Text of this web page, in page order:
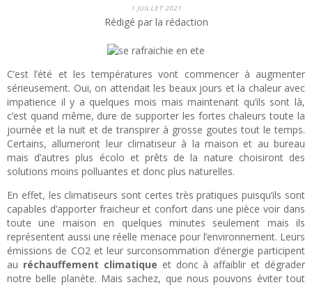
1 JUILLET 2021
Rédigé par la rédaction
C’est l’été et les températures vont commencer à augmenter
sérieusement. Oui, on attendait les beaux jours et la chaleur avec
impatience il y a quelques mois mais maintenant qu’ils sont là,
c’est quand même, dure de supporter les fortes chaleurs toute la
journée et la nuit et de transpirer à grosse goutes tout le temps.
Certains, allumeront leur climatiseur à la maison et au bureau
mais d’autres plus écolo et prêts de la nature choisiront des
solutions moins polluantes et donc plus naturelles.
En effet, les climatiseurs sont certes très pratiques puisqu’ils sont
capables d’apporter fraicheur et confort dans une pièce voir dans
toute une maison en quelques minutes seulement mais ils
représentent aussi une réelle menace pour l’environnement. Leurs
émissions de CO2 et leur surconsommation d’énergie participent
au réchauffement climatique et donc à affaiblir et dégrader
notre belle planète. Mais sachez, que nous pouvons éviter tout